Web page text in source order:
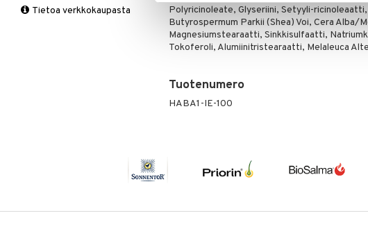
Polyricinoleate, Glyseriini, Setyyli-
Butyrospermum Parkii (Shea) Voi, Cera Alba/
Magnesiumstearaatti, Sinkkisulfaatti,
Tokoferoli, Alumiinitristearaatti, Melaleuca
Tuotenumero
HABA1-IE-100
Multimineraalit
Suorituskyky
Tietoa verkkokaupasta